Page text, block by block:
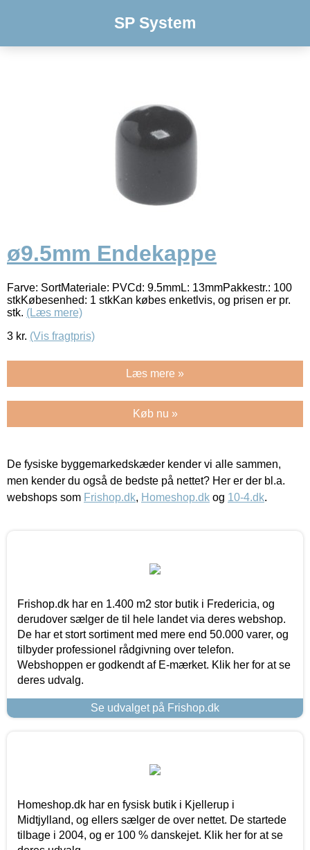
SP System
ø9.5mm Endekappe
Farve: SortMateriale: PVCd: 9.5mmL: 13mmPakkestr.: 100
stkKøbesenhed: 1 stkKan købes enketlvis, og prisen er pr.
stk. (Læs mere)
3 kr. (Vis fragtpris)
Læs mere »
Køb nu »
De fysiske byggemarkedskæder kender vi alle sammen,
men kender du også de bedste på nettet? Her er der bl.a.
webshops som Frishop.dk, Homeshop.dk og 10-4.dk.
Frishop.dk har en 1.400 m2 stor butik i Fredericia, og
derudover sælger de til hele landet via deres webshop.
De har et stort sortiment med mere end 50.000 varer, og
tilbyder professionel rådgivning over telefon.
Webshoppen er godkendt af E-mærket. Klik her for at se
deres udvalg.
Se udvalget på Frishop.dk
Homeshop.dk har en fysisk butik i Kjellerup i
Midtjylland, og ellers sælger de over nettet. De startede
tilbage i 2004, og er 100 % danskejet. Klik her for at se